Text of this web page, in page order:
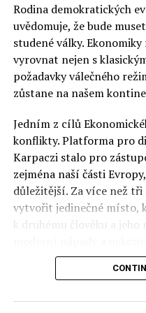
Rodina demokratických
uvědomuje, že bude
studené války.
vyrovnat nejen s
požadavky válečného
zůstane na našem
Jedním z cílů
konflikty. Platforma pro
Karpaczi stalo pro
zejména naší části
důležitější. Za více než
vytvořit jedinečné místo,
k druhému člověku a jeho
Polsko musí mít
politický tým. Pouze to